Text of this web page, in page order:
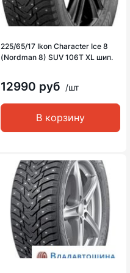
225/65/17 Ikon Character Ice 8
(Nordman 8) SUV 106T XL шип.
12990 руб /шт
В корзину